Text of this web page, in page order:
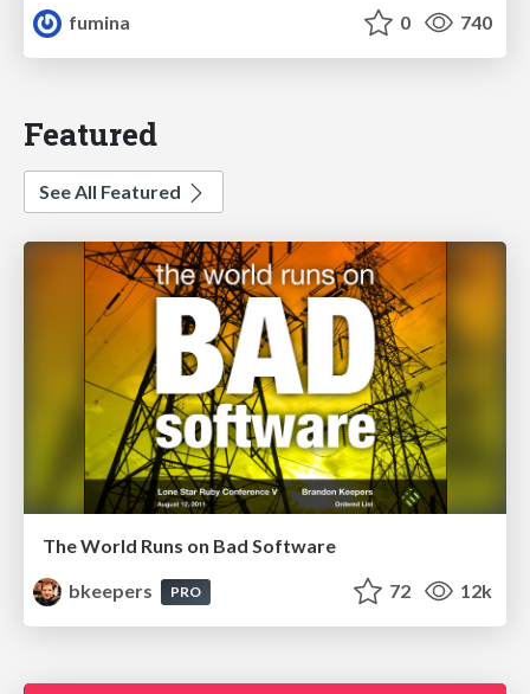
fumina
0 740
Featured
See All Featured
The World Runs on Bad Software
bkeepers
PRO 72 12k